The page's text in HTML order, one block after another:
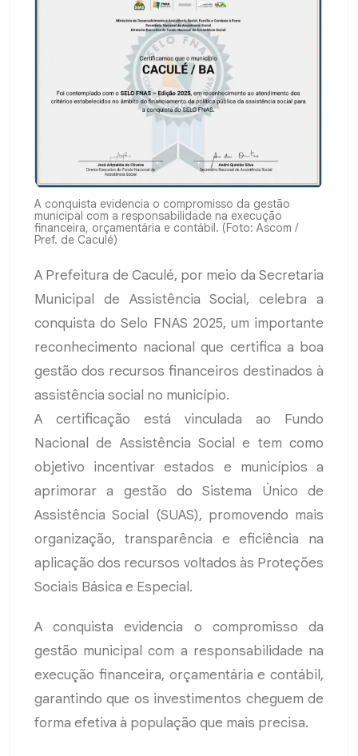
A conquista evidencia o compromisso da gestão
municipal com a responsabilidade na execução
financeira, orçamentária e contábil. (Foto: Ascom /
Pref. de Caculé)
A Prefeitura de Caculé, por meio da Secretaria
Municipal de Assistência Social, celebra a
conquista do Selo FNAS 2025, um importante
reconhecimento nacional que certifica a boa
gestão dos recursos financeiros destinados à
assistência social no município.
A certificação está vinculada ao Fundo
Nacional de Assistência Social e tem como
objetivo incentivar estados e municípios a
aprimorar a gestão do Sistema Único de
Assistência Social (SUAS), promovendo mais
organização, transparência e eficiência na
aplicação dos recursos voltados às Proteções
Sociais Básica e Especial.
A conquista evidencia o compromisso da
gestão municipal com a responsabilidade na
execução financeira, orçamentária e contábil,
garantindo que os investimentos cheguem de
forma efetiva à população que mais precisa.